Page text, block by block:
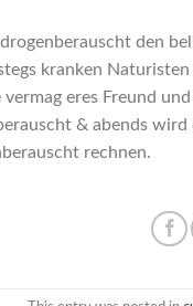
den
kranken
eres Freund
& abends
rechnen.